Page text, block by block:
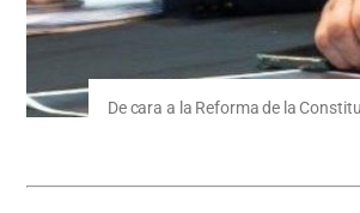
De cara a la Reforma de la